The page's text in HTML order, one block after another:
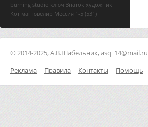
burning studio ключ Знаток художник
Кот маг ювелир Мессия 1-5 (531)
© 2014-2025, А.В.Шабельник, asq_14@mail.ru
Реклама
Правила Контакты Помощь